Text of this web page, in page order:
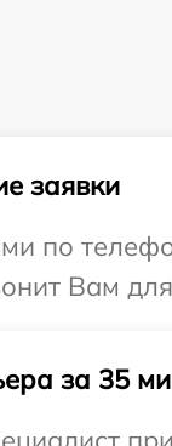
заявки
по
Вам
за 35